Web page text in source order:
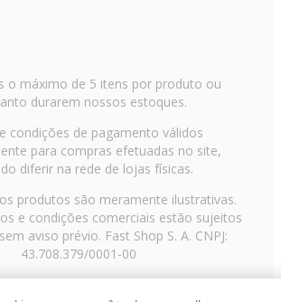
o máximo de 5 itens por produto ou
durarem nossos estoques.
condições de pagamento válidos
para compras efetuadas no site,
diferir na rede de lojas físicas.
produtos são meramente ilustrativas.
e condições comerciais estão sujeitos
aviso prévio. Fast Shop S. A. CNPJ:
43.708.379/0001-00
nº 1650, sobreloja, Carandiru, São